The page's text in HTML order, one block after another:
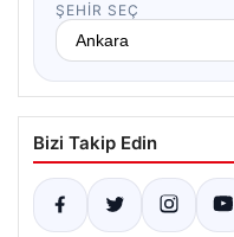
ŞEHIR SEÇ
Bizi Takip Edin